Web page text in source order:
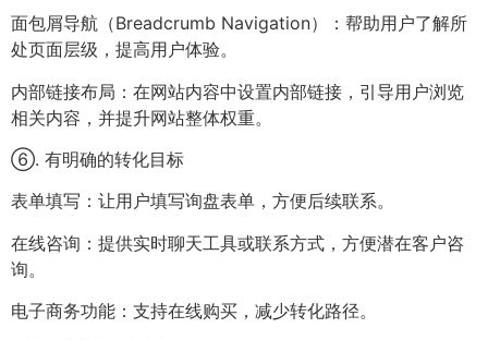
面包屑导航（Breadcrumb Navigation）：帮助用户了解所
处页面层级，提高用户体验。
内部链接布局：在网站内容中设置内部链接，引导用户浏览
相关内容，并提升网站整体权重。
⑥. 有明确的转化目标
表单填写：让用户填写询盘表单，方便后续联系。
在线咨询：提供实时聊天工具或联系方式，方便潜在客户咨
询。
电子商务功能：支持在线购买，减少转化路径。